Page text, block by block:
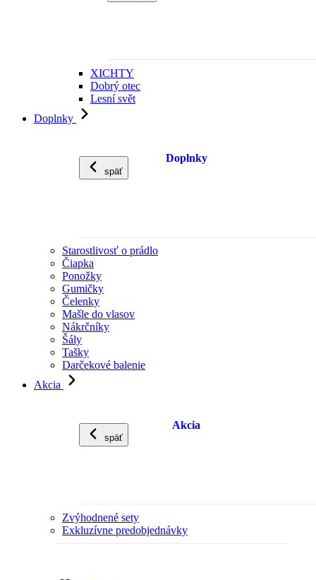
XICHTY
Dobrý otec
Lesní svět
Doplnky
späť
Doplnky
Starostlivosť o prádlo
Čiapka
Ponožky
Gumičky
Čelenky
Mašle do vlasov
Nákrčníky
Šály
Tašky
Darčekové balenie
Akcia
späť
Akcia
Zvýhodnené sety
Exkluzívne predobjednávky